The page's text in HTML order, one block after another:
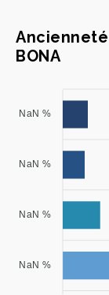
BONA
NaN %
NaN %
NaN %
NaN %